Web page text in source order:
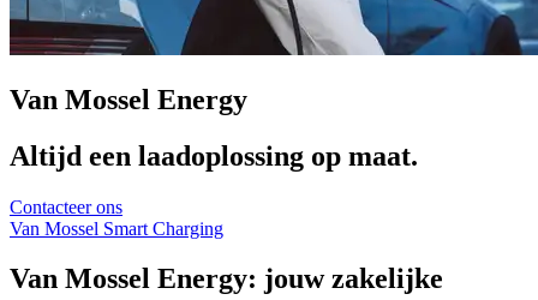
Van Mossel Energy
Altijd een laadoplossing op maat.
Contacteer ons
Van Mossel Smart Charging
Van Mossel Energy: jouw zakelijke